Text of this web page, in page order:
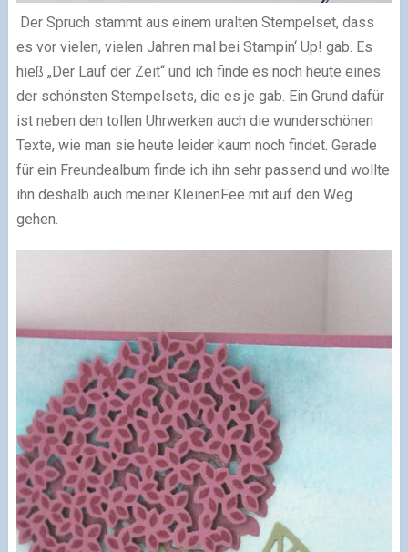
Der Spruch stammt aus einem uralten Stempelset, dass
es vor vielen, vielen Jahren mal bei Stampin‘ Up! gab. Es
hieß „Der Lauf der Zeit“ und ich finde es noch heute eines
der schönsten Stempelsets, die es je gab. Ein Grund dafür
ist neben den tollen Uhrwerken auch die wunderschönen
Texte, wie man sie heute leider kaum noch findet. Gerade
für ein Freundealbum finde ich ihn sehr passend und wollte
ihn deshalb auch meiner KleinenFee mit auf den Weg
gehen.